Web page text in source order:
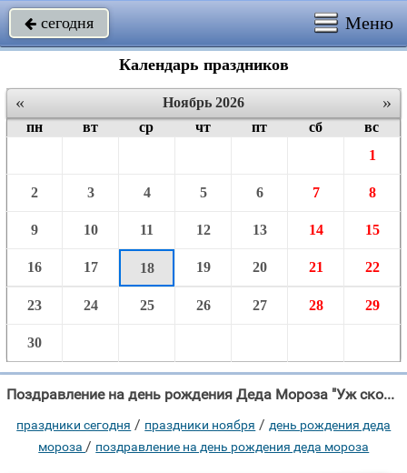
 сегодня Меню
Календарь праздников
« »
Ноябрь 2026
пн
вт ср чт пт сб
вс
1
2 3 4 5 6 7 8
9 10 11 12 13 14 15
16 17 18 19 20 21 22
23 24 25 26 27 28 29
30
Поздравление на день рождения Деда Мороза "Уж скоро близится зима, хотя ещё и осень, Но праздник у зимы большой, родился"
праздники сегодня / праздники ноября /день рождения деда
мороза / поздравление на день рождения деда мороза